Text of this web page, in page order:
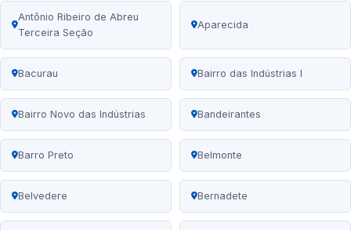
Antônio Ribeiro de Abreu
Terceira Seção
Aparecida
Bacurau Bairro das Indústrias I
Bairro Novo das Indústrias Bandeirantes
Barro Preto Belmonte
Belvedere Bernadete